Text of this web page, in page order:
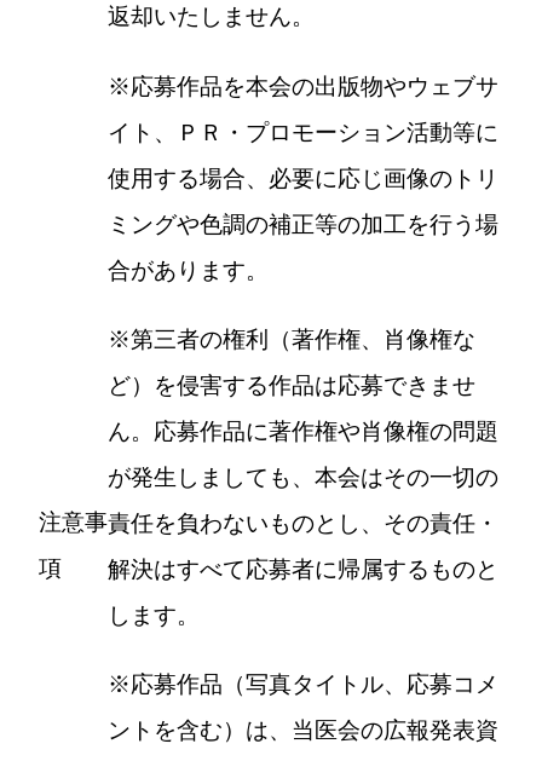
注意事
項
返却いたしません。
※応募作品を本会の出版物やウェブサ
イト、ＰＲ・プロモーション活動等に
使用する場合、必要に応じ画像のトリ
ミングや色調の補正等の加工を行う場
合があります。
※第三者の権利（著作権、肖像権な
ど）を侵害する作品は応募できませ
ん。応募作品に著作権や肖像権の問題
が発生しましても、本会はその一切の
責任を負わないものとし、その責任・
解決はすべて応募者に帰属するものと
します。
※応募作品（写真タイトル、応募コメ
ントを含む）は、当医会の広報発表資